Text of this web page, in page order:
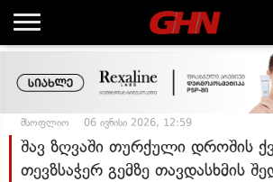
მსოფლიო 06 ივნისი 2026, 12:59
შავ ზღვაში თურქული დროშის
თევზსაჭერ გემზე თავდასხმის